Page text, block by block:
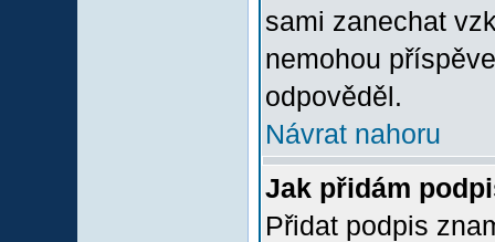
sami zanechat
nemohou
odpověděl.
Návrat nahoru
Jak přidám
Přidat podpis